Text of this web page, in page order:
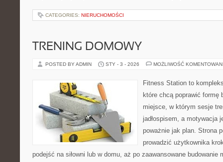
CATEGORIES: NIERUCHOMOŚCI
TRENING DOMOWY
POSTED BY ADMIN STY - 3 - 2026 MOŻLIWOŚĆ
Fitness Station to
które chcą poprawić formę
miejsce, w którym sesje
jadłospisem, a motywacja
poważnie jak plan. Strona
prowadzić użytkownika
podejść na siłowni lub w domu, aż po zaawansowane budowanie